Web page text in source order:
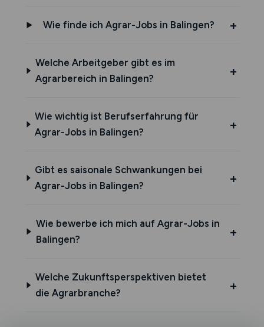
Wie finde ich Agrar-Jobs in Balingen?
Welche Arbeitgeber gibt es im
Agrarbereich in Balingen?
Wie wichtig ist Berufserfahrung für
Agrar-Jobs in Balingen?
Gibt es saisonale Schwankungen bei
Agrar-Jobs in Balingen?
Wie bewerbe ich mich auf Agrar-Jobs in
Balingen?
Welche Zukunftsperspektiven bietet
die Agrarbranche?